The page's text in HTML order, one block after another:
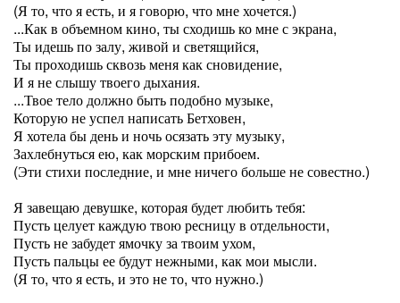
(Я то, что я есть, и я говорю, что мне хочется.)
...Как в объемном кино, ты сходишь ко мне с экрана,
Ты идешь по залу, живой и светящийся,
Ты проходишь сквозь меня как сновидение,
И я не слышу твоего дыхания.
...Твое тело должно быть подобно музыке,
Которую не успел написать Бетховен,
Я хотела бы день и ночь осязать эту музыку,
Захлебнуться ею, как морским прибоем.
(Эти стихи последние, и мне ничего больше не совестно.)
Я завещаю девушке, которая будет любить тебя:
Пусть целует каждую твою ресницу в отдельности,
Пусть не забудет ямочку за твоим ухом,
Пусть пальцы ее будут нежными, как мои мысли.
(Я то, что я есть, и это не то, что нужно.)